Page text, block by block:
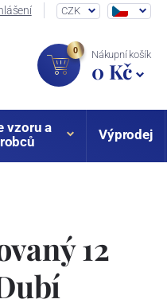
CZK
0 Nákupní košík
0 Kč
vzoru a
Výprodej
12